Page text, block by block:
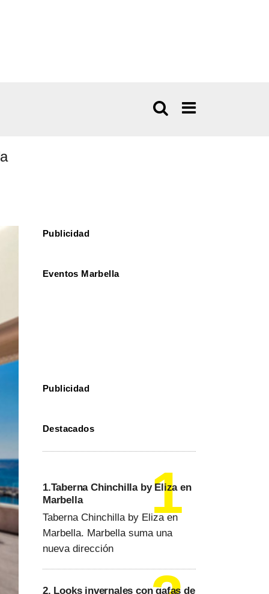
Publicidad
Eventos Marbella
Publicidad
Destacados
1.Taberna Chinchilla by Eliza en
Marbella
Taberna Chinchilla by Eliza en
Marbella. Marbella suma una
nueva dirección
2. Looks invernales con gafas de